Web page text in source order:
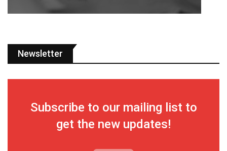
Newsletter
Subscribe to our mailing list to
get the new updates!